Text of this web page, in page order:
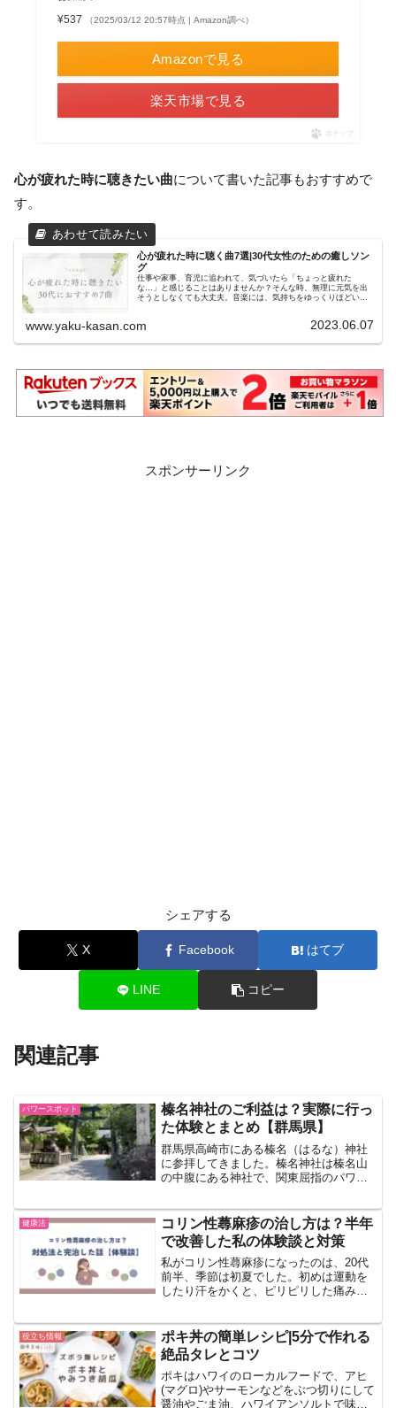
¥537 （2025/03/12 20:57時点 | Amazon調べ）
Amazonで見る
楽天市場で見る
ポチップ
心が疲れた時に聴きたい曲について書いた記事もおすすめで
す。
心が疲れた時に聴く曲7選|30代女性のための癒しソン
グ
仕事や家事、育児に追われて、気づいたら「ちょっと疲れた
な…」と感じることはありませんか？そんな時、無理に元気を出
そうとしなくても大丈夫。音楽には、気持ちをゆっくりほどいて
www.yaku-kasan.com 2023.06.07
スポンサーリンク
シェアする
X Facebook はてブ
LINE コピー
関連記事
パワースポット
榛名神社のご利益は？実際に行っ
た体験とまとめ【群馬県】
群馬県高崎市にある榛名（はるな）神社
に参拝してきました。榛名神社は榛名山
の中腹にある神社で、関東屈指のパワー
全、開運、縁結びなど。榛名神社は以前
来たことがありますが、何...
健康法
コリン性蕁麻疹の治し方は？半年
で改善した私の体験談と対策
私がコリン性蕁麻疹になったのは、20代
前半、季節は初夏でした。初めは運動を
したり汗をかくと、ピリピリした痛み
時の写真を残しておけばよかったです…
すみません。コリン性蕁麻...
役立ち情報
ポキ丼の簡単レシピ|5分で作れる
絶品タレとコツ
ポキはハワイのローカルフードで、アヒ
(マグロ)やサーモンなどをぶつ切りにして
醤油やごま油、ハワイアンソルトで味付